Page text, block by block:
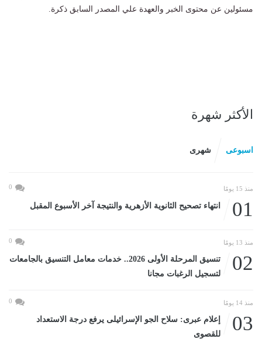
مسئولين عن محتوى الخبر والعهدة علي المصدر السابق ذكرة.
الأكثر شهرة
اسبوعى شهرى
منذ 15 يومًا 0
01 انتهاء تصحيح الثانوية الأزهرية والنتيجة آخر الأسبوع المقبل
منذ 13 يومًا 0
02
تنسيق المرحلة الأولى 2026.. خدمات معامل التنسيق بالجامعات
لتسجيل الرغبات مجانا
منذ 14 يومًا 0
03
إعلام عبرى: سلاح الجو الإسرائيلى يرفع درجة الاستعداد
للقصوى